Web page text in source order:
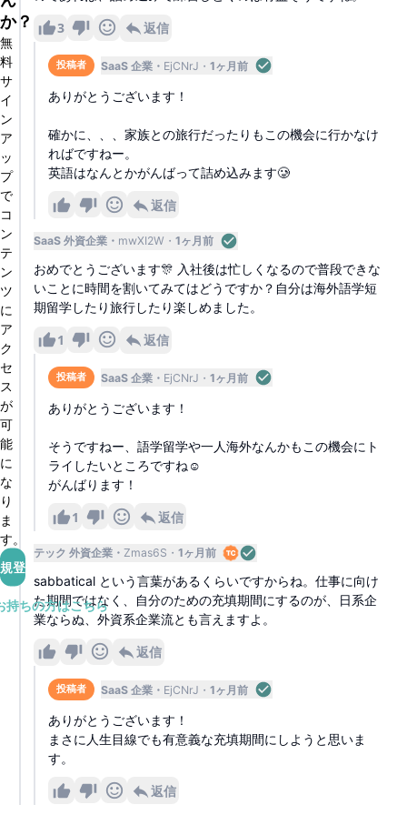
か？
無
料
サ
イ
ン
ア
ッ
プ
で
コ
ン
テ
ン
ツ
に
ア
ク
セ
ス
が
可
能
に
な
り
ま
す。
登録
持ちの方はこちら
3 返信
投稿者 SaaS 企業 EjCNrJ 1ヶ月前
ありがとうございます！
確かに、、、家族との旅行だったりもこの機会に行かなけ
ればですねー。
英語はなんとかがんばって詰め込みます🥲
返信
SaaS 外資企業 mwXI2W 1ヶ月前
おめでとうございます🎊 入社後は忙しくなるので普段できな
いことに時間を割いてみてはどうですか？自分は海外語学短
期留学したり旅行したり楽しめました。
1 返信
投稿者 SaaS 企業 EjCNrJ 1ヶ月前
ありがとうございます！
そうですねー、語学留学や一人海外なんかもこの機会にト
ライしたいところですね☺️
がんばります！
1 返信
テック 外資企業 Zmas6S 1ヶ月前
sabbatical という言葉があるくらいですからね。仕事に向け
た期間ではなく、自分のための充填期間にするのが、日系企
業ならぬ、外資系企業流とも言えますよ。
返信
投稿者 SaaS 企業 EjCNrJ 1ヶ月前
ありがとうございます！
まさに人生目線でも有意義な充填期間にしようと思いま
す。
返信